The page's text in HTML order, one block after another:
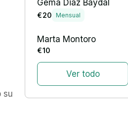
su
Gema Diaz Baydal
€ 20 Mensual
Marta Montoro
€ 10
Ver todo